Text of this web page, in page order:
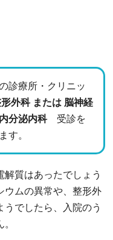
診療所・クリニッ
外科 または 脳神経
分泌内科 受診を
す。
質はあったでしょう
ウムの異常や、整形外
でしたら、入院のう